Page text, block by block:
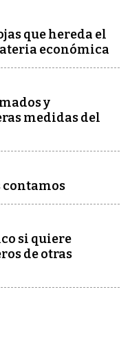
que hereda el
económica
y
medidas del
contamos
si quiere
de otras